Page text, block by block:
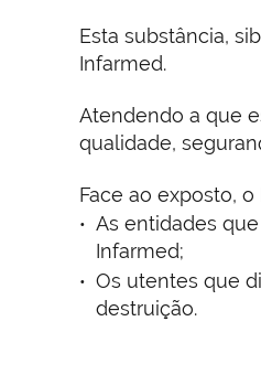
Esta substância,
Infarmed.
Atendendo a que
qualidade,
Face ao exposto,
As entidades
Infarmed;
Os utentes que
destruição.